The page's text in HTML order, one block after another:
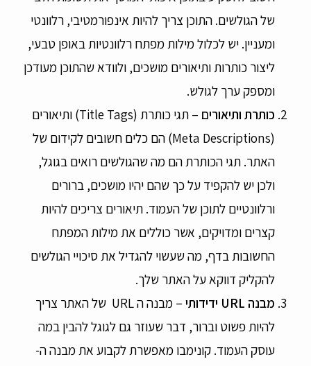
של הגולשים. התוכן צריך להיות אינפורמטיבי, רלוונטי
ומעניין. יש לכלול מילות מפתח רלוונטיות באופן טבעי,
ליצור כותרות ותיאורים מושכים, ולוודא שהתוכן מעודכן
ומספק ערך לגולש.
כותרת ותיאורים
– תגי כותרת (Title Tags) ותיאורים
(Meta Descriptions) הם כלים חשובים לקידום של
האתר. תגי הכותרת הם מה שהגולשים רואים בגוגל,
ולכן יש להקפיד על כך שהם יהיו מושכים, ברורים
ורלוונטיים לתוכן של העמוד. תיאורים צריכים להיות
קצרים ומדויקים, אשר כוללים את מילות המפתח
החשובות בדף, מה שעשוי להגדיל את סיכויי הגולשים
להקליק דווקא על האתר שלך.
מבנה
ידידותי
– מבנה ה URL של האתר צריך
להיות פשוט וברור, דבר שעוזר גם לגוגל להבין במה
עוסק העמוד. קונימבו מאפשרת לקבוע את מבנה ה-